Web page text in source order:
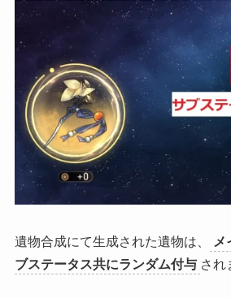
遺物合成にて生成された遺物は、
メ
ブステータス共にランダム付与 され